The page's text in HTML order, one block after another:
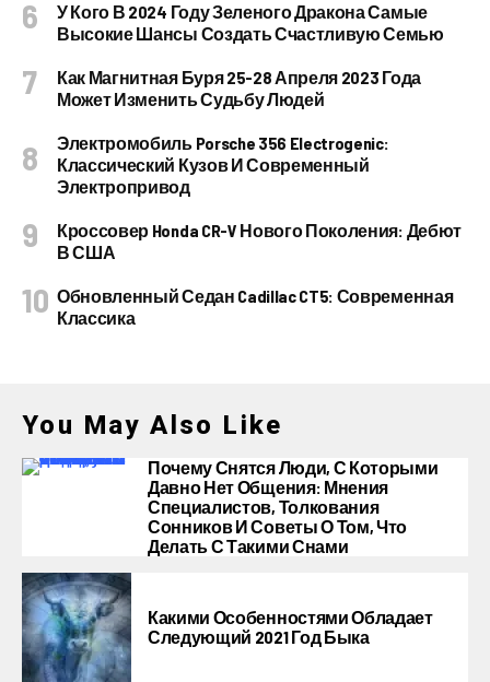
У Кого В 2024 Году Зеленого Дракона Самые
Высокие Шансы Создать Счастливую Семью
Как Магнитная Буря 25-28 Апреля 2023 Года
Может Изменить Судьбу Людей
Электромобиль Porsche 356 Electrogenic:
Классический Кузов И Современный
Электропривод
Кроссовер Honda CR-V Нового Поколения: Дебют
В США
Обновленный Седан Cadillac CT5: Современная
Классика
You May Also Like
Почему Снятся Люди, С Которыми
Давно Нет Общения: Мнения
Специалистов, Толкования
Сонников И Советы О Том, Что
Делать С Такими Снами
Какими Особенностями Обладает
Следующий 2021 Год Быка